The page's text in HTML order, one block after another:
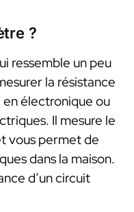
?
ressemble un peu
la résistance
en électronique ou
Il mesure le
vous permet de
dans la maison.
d’un circuit